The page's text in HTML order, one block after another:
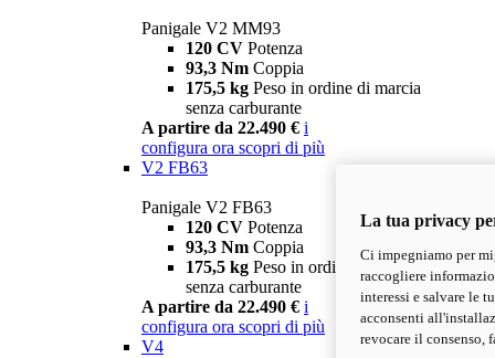
Panigale V2 MM93
120 CV Potenza
93,3 Nm Coppia
175,5 kg Peso in ordine di marcia
senza carburante
A partire da 22.490 € i
configura ora scopri di più
V2 FB63
Panigale V2 FB63
120 CV Potenza
93,3 Nm Coppia
175,5 kg Peso in ordine di marcia
senza carburante
A partire da 22.490 € i
configura ora scopri di più
V4
La tua privacy
Ci impegniamo per
raccogliere
interessi e salvare le
acconsenti
revocare il consenso,